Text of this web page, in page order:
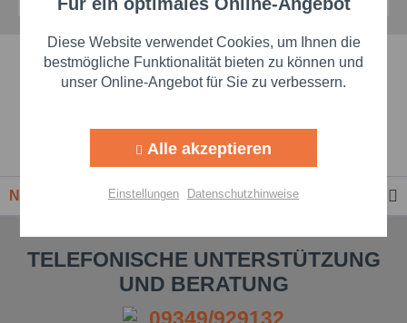
Schnelle Lieferzeiten
Premium-Händler
Newsletter
TELEFONISCHE UNTERSTÜTZUNG
UND BERATUNG
Funktionale Aktiv
Marketing Aktiv
Personalisierung Aktiv
Einstellungen speichern
Diese Website verwendet Cookies, um Ihnen die
bestmögliche Funktionalität bieten zu können und
unser Online-Angebot für Sie zu verbessern.
Alle akzeptieren
Einstellungen Datenschutzhinweise